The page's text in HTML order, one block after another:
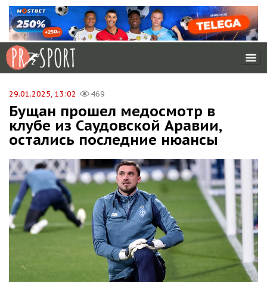
29.01.2025, 13:02 469
Бущан прошел медосмотр в
клубе из Саудовской Аравии,
остались последние нюансы